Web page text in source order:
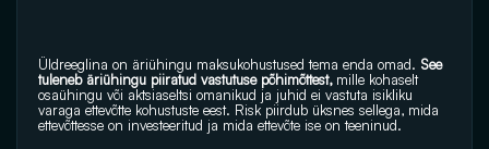
Üldreeglina on äriühingu maksukohustused tema enda omad. See
tuleneb äriühingu piiratud vastutuse põhimõttest, mille kohaselt
osaühingu või aktsiaseltsi omanikud ja juhid ei vastuta isikliku
varaga ettevõtte kohustuste eest. Risk piirdub üksnes sellega, mida
ettevõttesse on investeeritud ja mida ettevõte ise on teeninud.